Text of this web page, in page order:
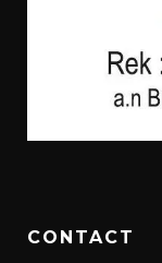
CONTACT